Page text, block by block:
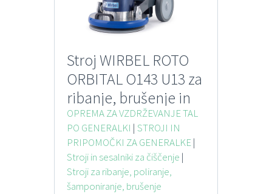
Stroj WIRBEL ROTO
ORBITAL O143 U13 za
ribanje, brušenje in
poliranje
OPREMA ZA VZDRŽEVANJE TAL
PO GENERALKI | STROJI IN
PRIPOMOČKI ZA GENERALKE|
Stroji in sesalniki za čiščenje |
Stroji za ribanje, poliranje,
šamponiranje, brušenje